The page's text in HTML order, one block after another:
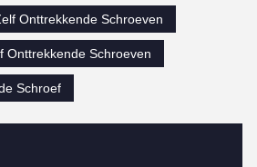
Onttrekkende Schroeven
Onttrekkende Schroeven
Schroef